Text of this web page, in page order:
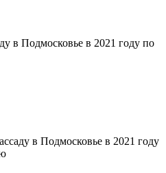
в Подмосковье в 2021 году по
в Подмосковье в 2021 году